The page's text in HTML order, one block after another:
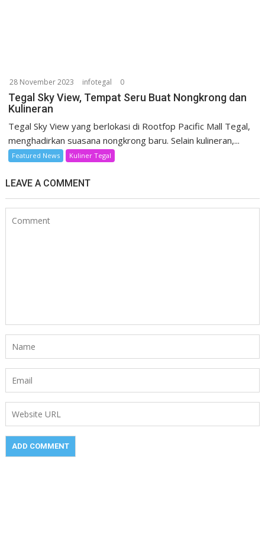
28 November 2023 infotegal 0
Tegal Sky View, Tempat Seru Buat Nongkrong dan
Kulineran
Tegal Sky View yang berlokasi di Rootfop Pacific Mall Tegal,
menghadirkan suasana nongkrong baru. Selain kulineran,...
Featured News Kuliner Tegal
LEAVE A COMMENT